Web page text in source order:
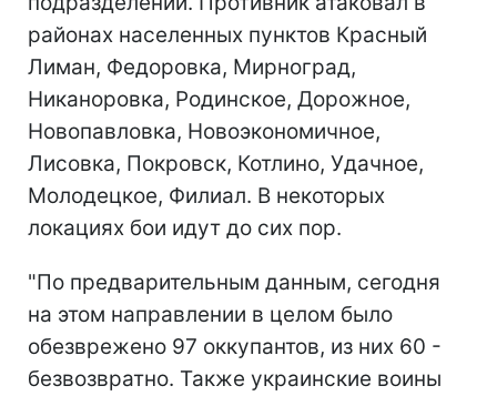
районах населенных пунктов Красный
Лиман, Федоровка, Мирноград,
Никаноровка, Родинское, Дорожное,
Новопавловка, Новоэкономичное,
Лисовка, Покровск, Котлино, Удачное,
Молодецкое, Филиал. В некоторых
локациях бои идут до сих пор.
"По предварительным данным, сегодня
на этом направлении в целом было
обезврежено 97 оккупантов, из них 60 -
безвозвратно. Также украинские воины